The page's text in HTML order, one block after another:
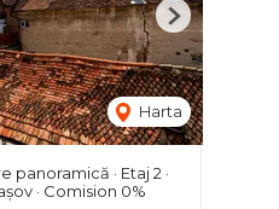
Harta
Next
panoramică · Etaj 2 ·
· Comision 0%